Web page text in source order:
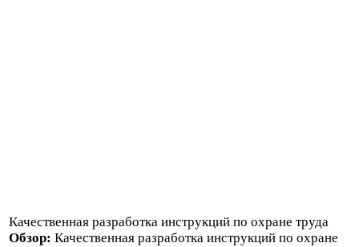
Качественная разработка инструкций по охране труда
Обзор: Качественная разработка инструкций по охране